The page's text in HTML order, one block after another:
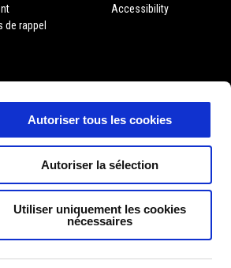
Autoriser tous les cookies
Autoriser la sélection
Utiliser uniquement les cookies
nécessaires
de rappel
Accessibility